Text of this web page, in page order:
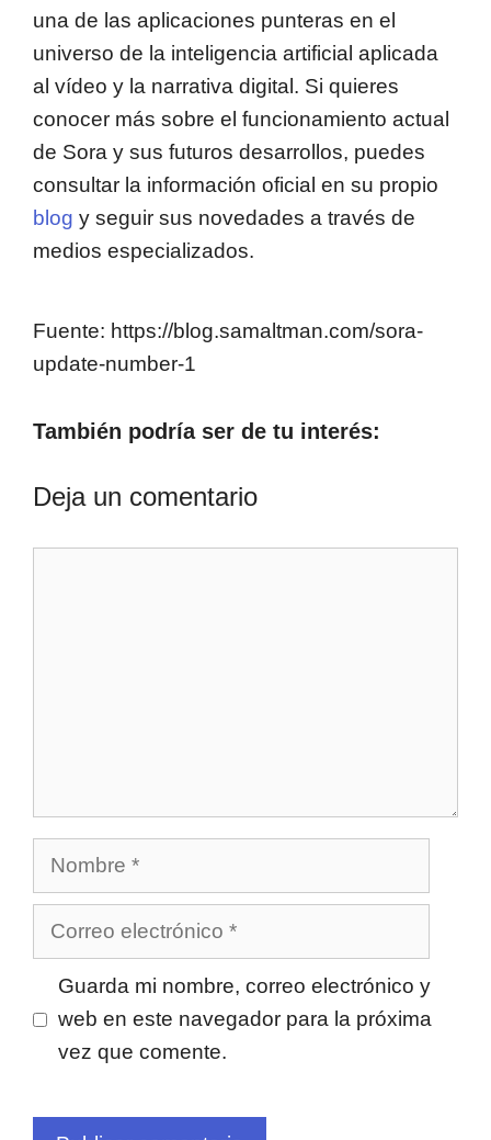
una de las aplicaciones punteras en el
universo de la inteligencia artificial aplicada
al vídeo y la narrativa digital. Si quieres
conocer más sobre el funcionamiento actual
de Sora y sus futuros desarrollos, puedes
consultar la información oficial en su propio
blog y seguir sus novedades a través de
medios especializados.
Fuente: https://blog.samaltman.com/sora-
update-number-1
También podría ser de tu interés:
Deja un comentario
Nombre
Correo
electrónico
Guarda mi nombre, correo electrónico y
web en este navegador para la próxima
vez que comente.